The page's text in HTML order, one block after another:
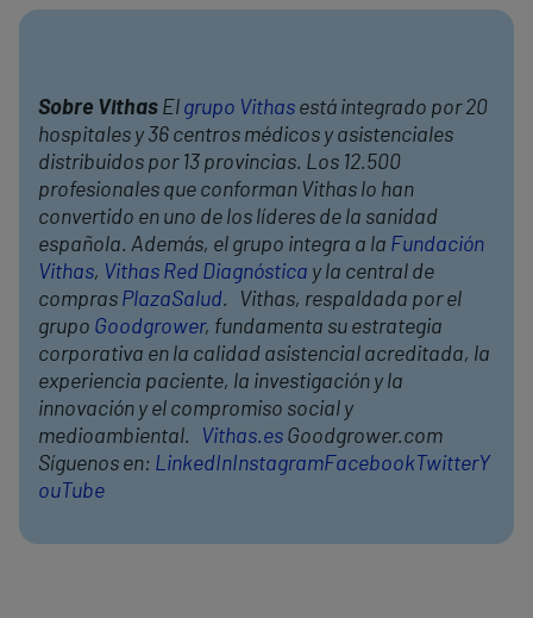
Sobre Vithas El grupo Vithas está integrado por 20
hospitales y 36 centros médicos y asistenciales
distribuidos por 13 provincias. Los 12.500
profesionales que conforman Vithas lo han
convertido en uno de los líderes de la sanidad
española. Además, el grupo integra a la Fundación
Vithas, Vithas Red Diagnóstica y la central de
compras PlazaSalud. Vithas, respaldada por el
grupo Goodgrower, fundamenta su estrategia
corporativa en la calidad asistencial acreditada, la
experiencia paciente, la investigación y la
innovación y el compromiso social y
medioambiental.
Vithas.es Goodgrower.com
Síguenos en: LinkedInInstagramFacebook TwitterY
ouTube